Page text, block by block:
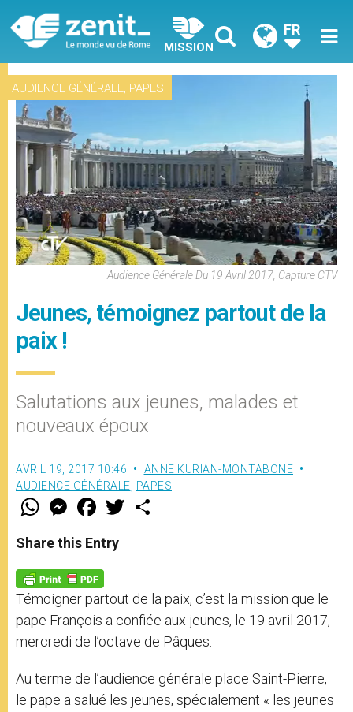
MISSION
FR
AUDIENCE GÉNÉRALE, PAPES
Audience Générale Du 19 Avril 2017, Capture CTV
Jeunes, témoignez partout de la
paix !
Salutations aux jeunes, malades et
nouveaux époux
AVRIL 19, 2017 10:46
ANNE KURIAN-MONTABONE
AUDIENCE GÉNÉRALE PAPES
W
t
s
p
p
M
e
s
e
g
e
r
F
a
e
b
o
k
w
Share this Entry
Témoigner partout de la paix, c’est la mission que le
pape François a confiée aux jeunes, le 19 avril 2017,
mercredi de l’octave de Pâques.
Au terme de l’audience générale place Saint-Pierre,
le pape a salué les jeunes, spécialement « les jeunes